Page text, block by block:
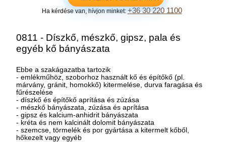
Ha kérdése van, hívjon minket:+36 30 220 1100
0811 - Díszkő, mészkő, gipsz, pala és
egyéb kő bányászata
Ebbe a szakágazatba tartozik
- emlékműhöz, szoborhoz használt kő és építőkő (pl.
márvány, gránit, homokkő) kitermelése, durva faragása és
fűrészelése
- díszkő és építőkő aprítása és zúzása
- mészkő bányászata, zúzása és aprítása
- gipsz és kalcium-anhidrit bányászata
- kréta és nem kalcinált dolomit bányászata
- szemcse, törmelék és por gyártása a kitermelt kőből,
hőkezelt vagy egyéb